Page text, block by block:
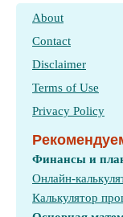
About
Contact
Disclaimer
Terms of Use
Privacy Policy
Финансы и
Онлайн-
Калькулятор